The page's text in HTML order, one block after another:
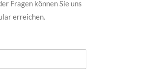
Fragen können Sie uns
erreichen.